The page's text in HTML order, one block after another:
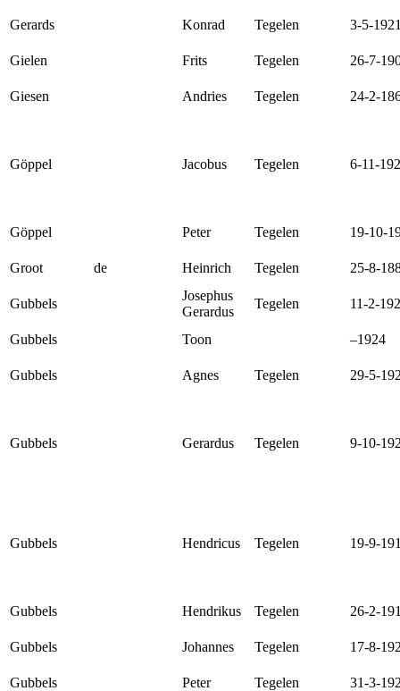
Gerards Konrad Tegelen 3-5-
Gielen Frits Tegelen 26-7-
Giesen Andries Tegelen 24-2-
Göppel Jacobus Tegelen 6-11-
Göppel Peter Tegelen 19-10-
Groot de Heinrich Tegelen 25-8-
Gubbels
Josephus
Gerardus
Tegelen 11-2-
Gubbels Toon –1924
Gubbels Agnes Tegelen 29-5-
Gubbels Gerardus Tegelen 9-10-
Gubbels Hendricus Tegelen 19-9-
Gubbels Hendrikus Tegelen 26-2-
Gubbels Johannes Tegelen 17-8-
Gubbels Peter Tegelen 31-3-